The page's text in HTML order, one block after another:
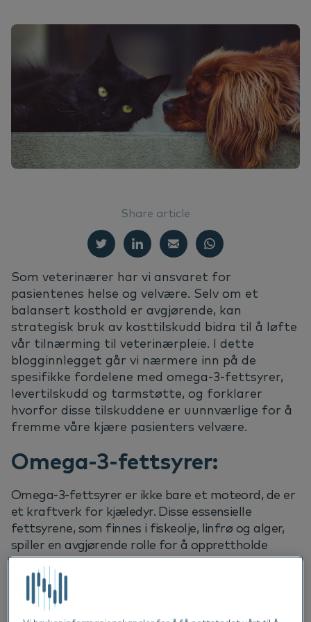
Dansk
Español
Français
Nederlands
Share article
Som veterinærer har vi ansvaret for
pasientenes helse og velvære. Selv om et
balansert kosthold er avgjørende, kan
strategisk bruk av kosttilskudd bidra til å løfte
vår tilnærming til veterinærpleie. I dette
blogginnlegget går vi nærmere inn på de
spesifikke fordelene med omega-3-fettsyrer,
levertilskudd og tarmstøtte, og forklarer
hvorfor disse tilskuddene er uunnværlige for å
fremme våre kjære pasienters velvære.
Omega-3-fettsyrer:
Omega-3-fettsyrer er ikke bare et moteord, de er
et kraftverk for kjæledyr. Disse essensielle
fettsyrene, som finnes i fiskeolje, linfrø og alger,
spiller en avgjørende rolle for å opprettholde
optimal helse. Omega-3-fettsyrer bidrar til
Sunn hud og pels
elastisitet og en skinnende pels, og reduserer